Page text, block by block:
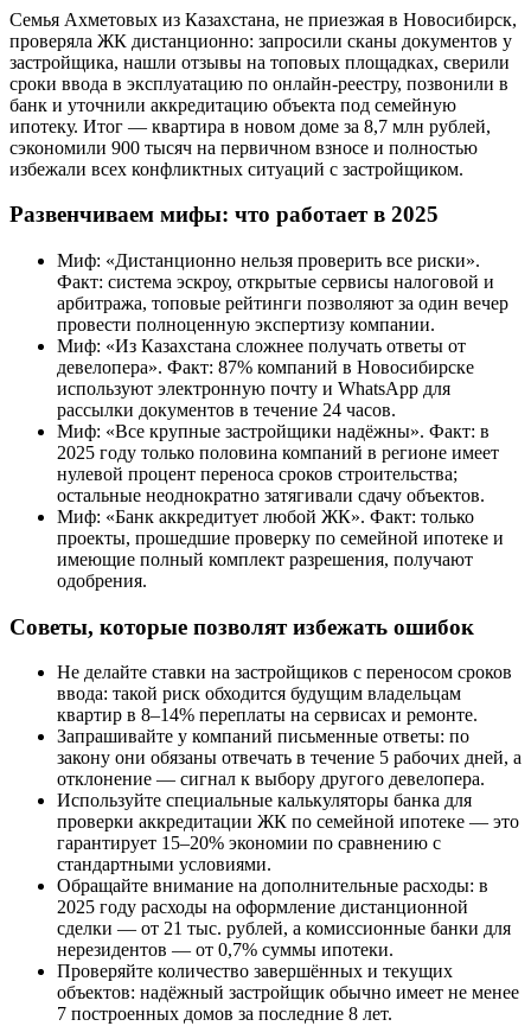
Семья Ахметовых из Казахстана, не приезжая в Новосибирск,
проверяла ЖК дистанционно: запросили сканы документов у
застройщика, нашли отзывы на топовых площадках, сверили
сроки ввода в эксплуатацию по онлайн-реестру, позвонили в
банк и уточнили аккредитацию объекта под семейную
ипотеку. Итог — квартира в новом доме за 8,7 млн рублей,
сэкономили 900 тысяч на первичном взносе и полностью
избежали всех конфликтных ситуаций с застройщиком.
Развенчиваем мифы: что работает в 2025
Миф: «Дистанционно нельзя проверить все риски».
Факт: система эскроу, открытые сервисы налоговой и
арбитража, топовые рейтинги позволяют за один вечер
провести полноценную экспертизу компании.
Миф: «Из Казахстана сложнее получать ответы от
девелопера». Факт: 87% компаний в Новосибирске
используют электронную почту и WhatsApp для
рассылки документов в течение 24 часов.
Миф: «Все крупные застройщики надёжны». Факт: в
2025 году только половина компаний в регионе имеет
нулевой процент переноса сроков строительства;
остальные неоднократно затягивали сдачу объектов.
Миф: «Банк аккредитует любой ЖК». Факт: только
проекты, прошедшие проверку по семейной ипотеке и
имеющие полный комплект разрешения, получают
одобрения.
Советы, которые позволят избежать ошибок
Не делайте ставки на застройщиков с переносом сроков
ввода: такой риск обходится будущим владельцам
квартир в 8–14% переплаты на сервисах и ремонте.
Запрашивайте у компаний письменные ответы: по
закону они обязаны отвечать в течение 5 рабочих дней, а
отклонение — сигнал к выбору другого девелопера.
Используйте специальные калькуляторы банка для
проверки аккредитации ЖК по семейной ипотеке — это
гарантирует 15–20% экономии по сравнению с
стандартными условиями.
Обращайте внимание на дополнительные расходы: в
2025 году расходы на оформление дистанционной
сделки — от 21 тыс. рублей, а комиссионные банки для
нерезидентов — от 0,7% суммы ипотеки.
Проверяйте количество завершённых и текущих
объектов: надёжный застройщик обычно имеет не менее
7 построенных домов за последние 8 лет.